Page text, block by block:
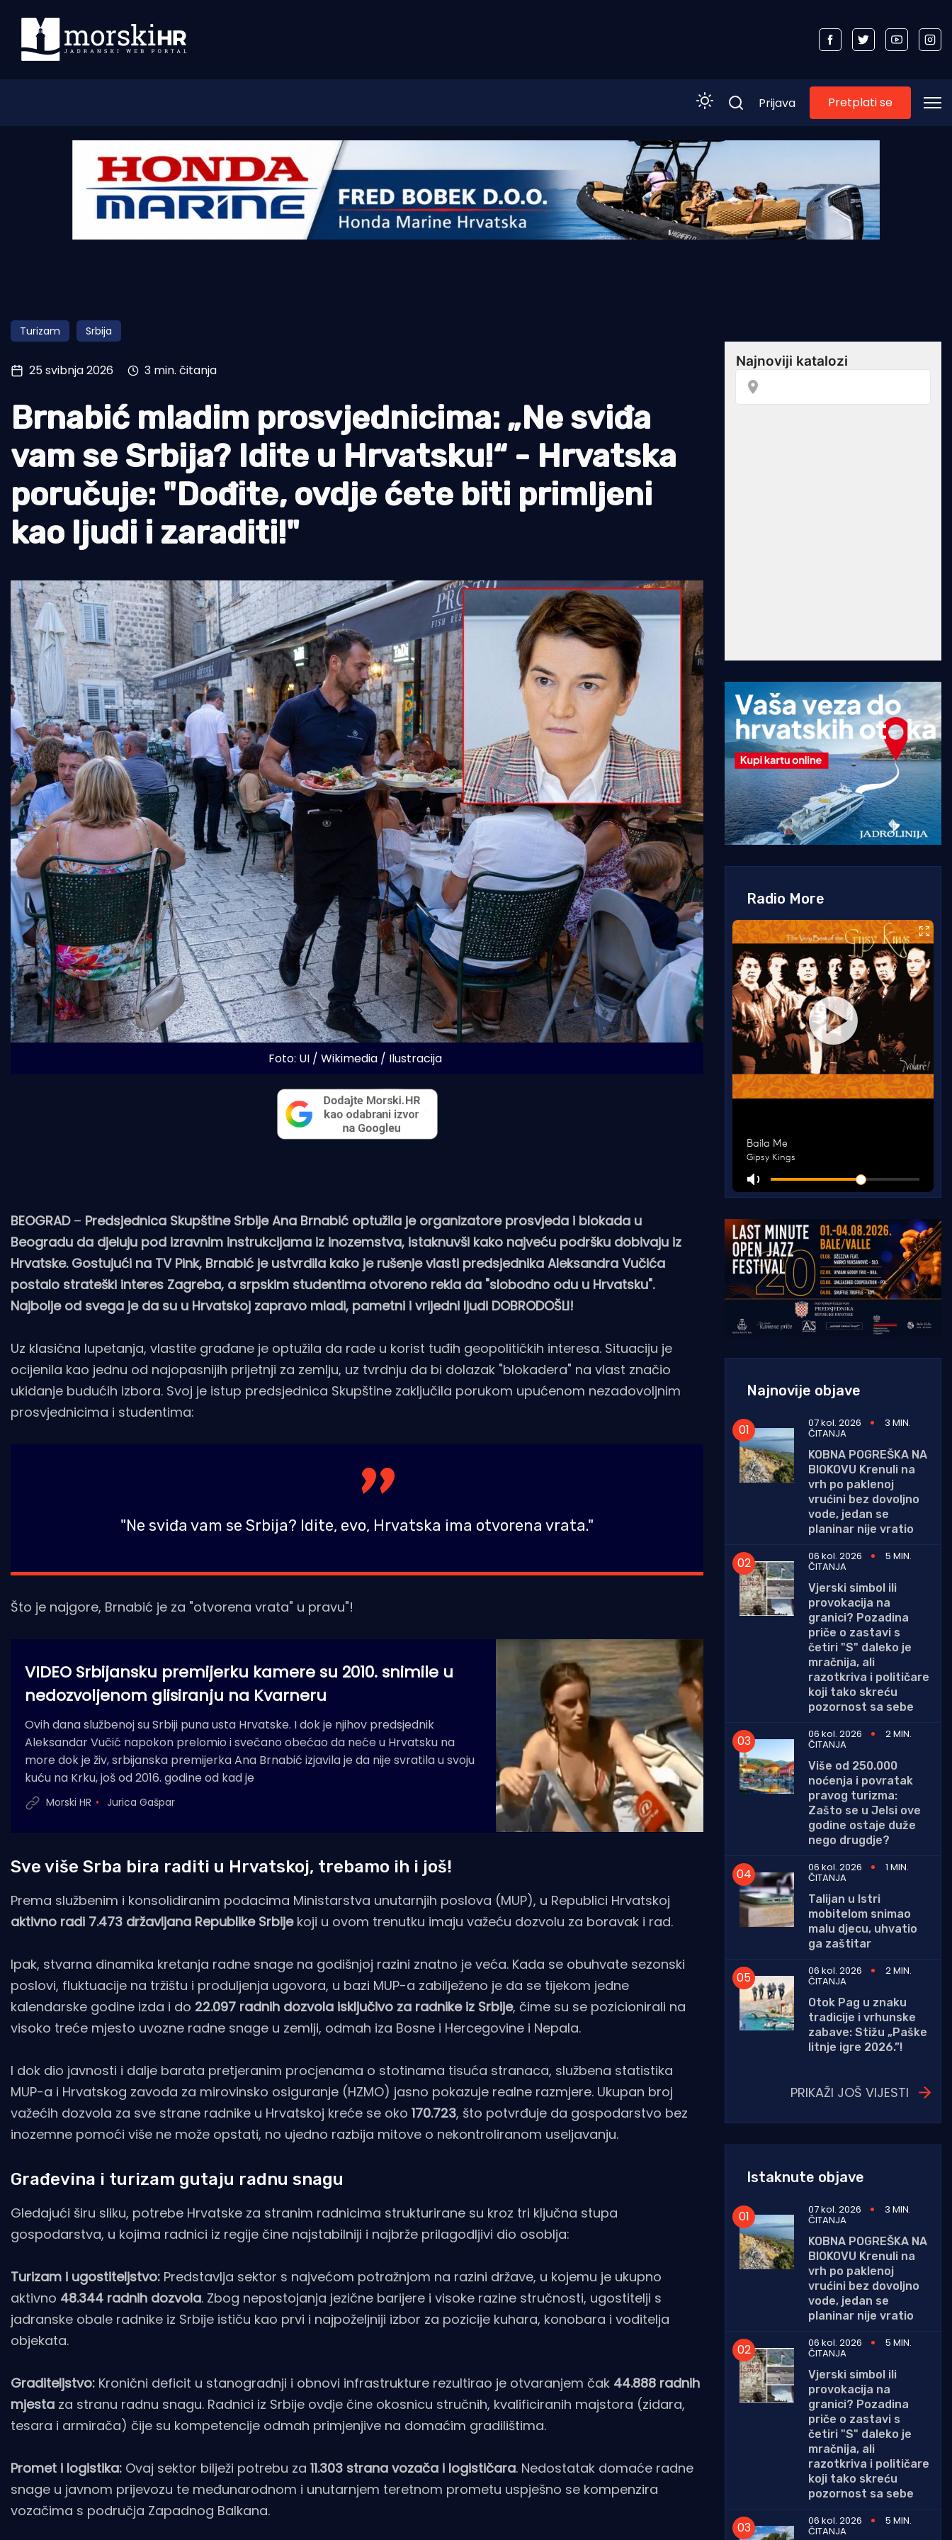
Morski plus
Pomorstvo
Ribolov
Tradicija i kultura
Prijava Pretplati se
Turizam Srbija
25 svibnja 2026 3 min. čitanja
Brnabić mladim prosvjednicima: „Ne sviđa
vam se Srbija? Idite u Hrvatsku!“ - Hrvatska
poručuje: "Dođite, ovdje ćete biti primljeni
kao ljudi i zaraditi!"
Foto: UI / Wikimedia / Ilustracija
BEOGRAD– Predsjednica Skupštine Srbije Ana Brnabić optužila je organizatore prosvjeda i blokada u
Beogradu da djeluju pod izravnim instrukcijama iz inozemstva, istaknuvši kako najveću podršku dobivaju iz
Hrvatske. Gostujući na TV Pink, Brnabić je ustvrdila kako je rušenje vlasti predsjednika Aleksandra Vučića
postalo strateški interes Zagreba, a srpskim studentima otvoreno rekla da "slobodno odu u Hrvatsku".
Najbolje od svega je da su u Hrvatskoj zapravo mladi, pametni i vrijedni ljudi DOBRODOŠLI!
Uz klasična lupetanja, vlastite građane je optužila da rade u korist tuđih geopolitičkih interesa. Situaciju je
ocijenila kao jednu od najopasnijih prijetnji za zemlju, uz tvrdnju da bi dolazak "blokadera" na vlast značio
ukidanje budućih izbora. Svoj je istup predsjednica Skupštine zaključila porukom upućenom nezadovoljnim
prosvjednicima i studentima:
"Ne sviđa vam se Srbija? Idite, evo, Hrvatska ima otvorena vrata."
Što je najgore, Brnabić je za "otvorena vrata" u pravu"!
VIDEO Srbijansku premijerku kamere su 2010. snimile u
nedozvoljenom glisiranju na Kvarneru
Ovih dana službenoj su Srbiji puna usta Hrvatske. I dok je njihov predsjednik
Aleksandar Vučić napokon prelomio i svečano obećao da neće u Hrvatsku na
more dok je živ, srbijanska premijerka Ana Brnabić izjavila je da nije svratila u svoju
kuću na Krku, još od 2016. godine od kad je
Morski HR Jurica Gašpar
Sve više Srba bira raditi u Hrvatskoj, trebamo ih i još!
Prema službenim i konsolidiranim podacima Ministarstva unutarnjih poslova (MUP), u Republici Hrvatskoj
aktivno radi 7.473 državljana Republike Srbijekoji u ovom trenutku imaju važeću dozvolu za boravak i rad.
Ipak, stvarna dinamika kretanja radne snage na godišnjoj razini znatno je veća. Kada se obuhvate sezonski
poslovi, fluktuacije na tržištu i produljenja ugovora, u bazi MUP-a zabilježeno je da se tijekom jedne
kalendarske godine izda i do 22.097 radnih dozvola isključivo za radnike iz Srbije, čime su se pozicionirali na
visoko treće mjesto uvozne radne snage u zemlji, odmah iza Bosne i Hercegovine i Nepala.
I dok dio javnosti i dalje barata pretjeranim procjenama o stotinama tisuća stranaca, službena statistika
MUP-a i Hrvatskog zavoda za mirovinsko osiguranje (HZMO) jasno pokazuje realne razmjere. Ukupan broj
važećih dozvola za sve strane radnike u Hrvatskoj kreće se oko 170.723, što potvrđuje da gospodarstvo bez
inozemne pomoći više ne može opstati, no ujedno razbija mitove o nekontroliranom useljavanju.
Građevina i turizam gutaju radnu snagu
Gledajući širu sliku, potrebe Hrvatske za stranim radnicima strukturirane su kroz tri ključna stupa
gospodarstva, u kojima radnici iz regije čine najstabilniji i najbrže prilagodljivi dio osoblja:
Turizam i ugostiteljstvo: Predstavlja sektor s najvećom potražnjom na razini države, u kojemu je ukupno
aktivno 48.344 radnih dozvola. Zbog nepostojanja jezične barijere i visoke razine stručnosti, ugostitelji s
jadranske obale radnike iz Srbije ističu kao prvi i najpoželjniji izbor za pozicije kuhara, konobara i voditelja
objekata.
Graditeljstvo: Kronični deficit u stanogradnji i obnovi infrastrukture rezultirao je otvaranjem čak 44.888 radnih
mjesta za stranu radnu snagu. Radnici iz Srbije ovdje čine okosnicu stručnih, kvalificiranih majstora (zidara,
tesara i armirača) čije su kompetencije odmah primjenjive na domaćim gradilištima.
Promet i logistika: Ovaj sektor bilježi potrebu za 11.303 strana vozača i logističara. Nedostatak domaće radne
snage u javnom prijevozu te međunarodnom i unutarnjem teretnom prometu uspješno se kompenzira
vozačima s područja Zapadnog Balkana.
Radio More
Najnovije objave
07 kol. 2026 3 MIN.
ČITANJA
KOBNA POGREŠKA NA
BIOKOVU Krenuli na
vrh po paklenoj
vrućini bez dovoljno
vode, jedan se
planinar nije vratio
06 kol. 2026
5 MIN.
ČITANJA
Vjerski simbol ili
provokacija na
granici? Pozadina
priče o zastavi s
četiri "S" daleko je
mračnija, ali
razotkriva i političare
koji tako skreću
pozornost sa sebe
06 kol. 2026
2 MIN.
ČITANJA
Više od 250.000
noćenja i povratak
pravog turizma:
Zašto se u Jelsi ove
godine ostaje duže
nego drugdje?
06 kol. 2026
1 MIN.
ČITANJA
Talijan u Istri
mobitelom snimao
malu djecu, uhvatio
ga zaštitar
06 kol. 2026
2 MIN.
ČITANJA
Otok Pag u znaku
tradicije i vrhunske
zabave: Stižu „Paške
litnje igre 2026.”!
PRIKAŽI JOŠ VIJESTI
Istaknute objave
07 kol. 2026 3 MIN.
ČITANJA
KOBNA POGREŠKA NA
BIOKOVU Krenuli na
vrh po paklenoj
vrućini bez dovoljno
vode, jedan se
planinar nije vratio
06 kol. 2026
5 MIN.
ČITANJA
Vjerski simbol ili
provokacija na
granici? Pozadina
priče o zastavi s
četiri "S" daleko je
mračnija, ali
razotkriva i političare
koji tako skreću
pozornost sa sebe
06 kol. 2026
5 MIN.
ČITANJA